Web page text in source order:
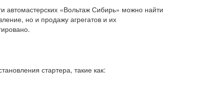
автомастерских «Вольтаж Сибирь» можно найти
но и продажу агрегатов и их
стартера, такие как: